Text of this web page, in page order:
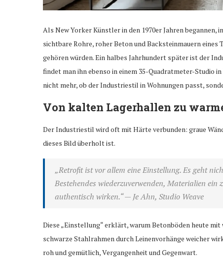
Als New Yorker Künstler in den 1970er Jahren begannen,
sichtbare Rohre, roher Beton und Backsteinmauern
gehören würden. Ein halbes Jahrhundert später ist der
findet man ihn ebenso in einem 35-Quadratmeter-Studio
nicht mehr, ob der Industriestil in Wohnungen passt,
Von kalten Lagerhallen zu
Der Industriestil wird oft mit Härte verbunden: graue
dieses Bild überholt ist.
„Retrofit ist vor allem eine Einstellung. Es geht
Bestehendes wiederzuverwenden, Materialien
authentisch wirken.“— Je Ahn, Studio Weave
Diese „Einstellung“ erklärt, warum Betonböden heute
schwarze Stahlrahmen durch Leinenvorhänge weicher
roh und gemütlich, Vergangenheit und Gegenwart.